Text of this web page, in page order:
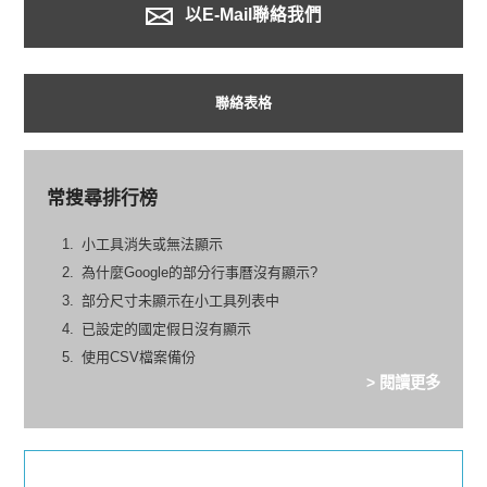
以E-Mail聯絡我們
聯絡表格
常搜尋排行榜
小工具消失或無法顯示
為什麼Google的部分行事曆沒有顯示?
部分尺寸未顯示在小工具列表中
已設定的國定假日沒有顯示
使用CSV檔案備份
> 閱讀更多